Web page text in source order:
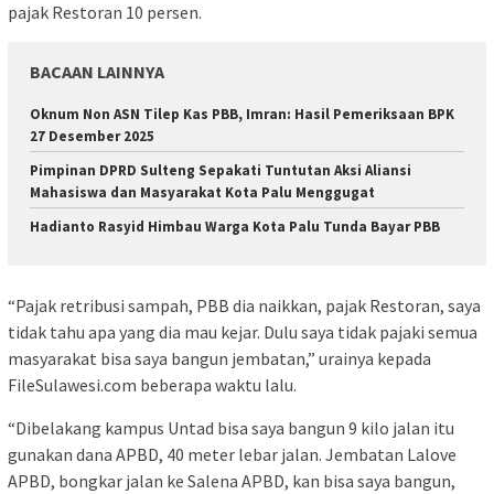
pajak Restoran 10 persen.
BACAAN LAINNYA
Oknum Non ASN Tilep Kas PBB, Imran: Hasil Pemeriksaan BPK
27 Desember 2025
Pimpinan DPRD Sulteng Sepakati Tuntutan Aksi Aliansi
Mahasiswa dan Masyarakat Kota Palu Menggugat
Hadianto Rasyid Himbau Warga Kota Palu Tunda Bayar PBB
“Pajak retribusi sampah, PBB dia naikkan, pajak Restoran, saya
tidak tahu apa yang dia mau kejar. Dulu saya tidak pajaki semua
masyarakat bisa saya bangun jembatan,” urainya kepada
FileSulawesi.com beberapa waktu lalu.
“Dibelakang kampus Untad bisa saya bangun 9 kilo jalan itu
gunakan dana APBD, 40 meter lebar jalan. Jembatan Lalove
APBD, bongkar jalan ke Salena APBD, kan bisa saya bangun,